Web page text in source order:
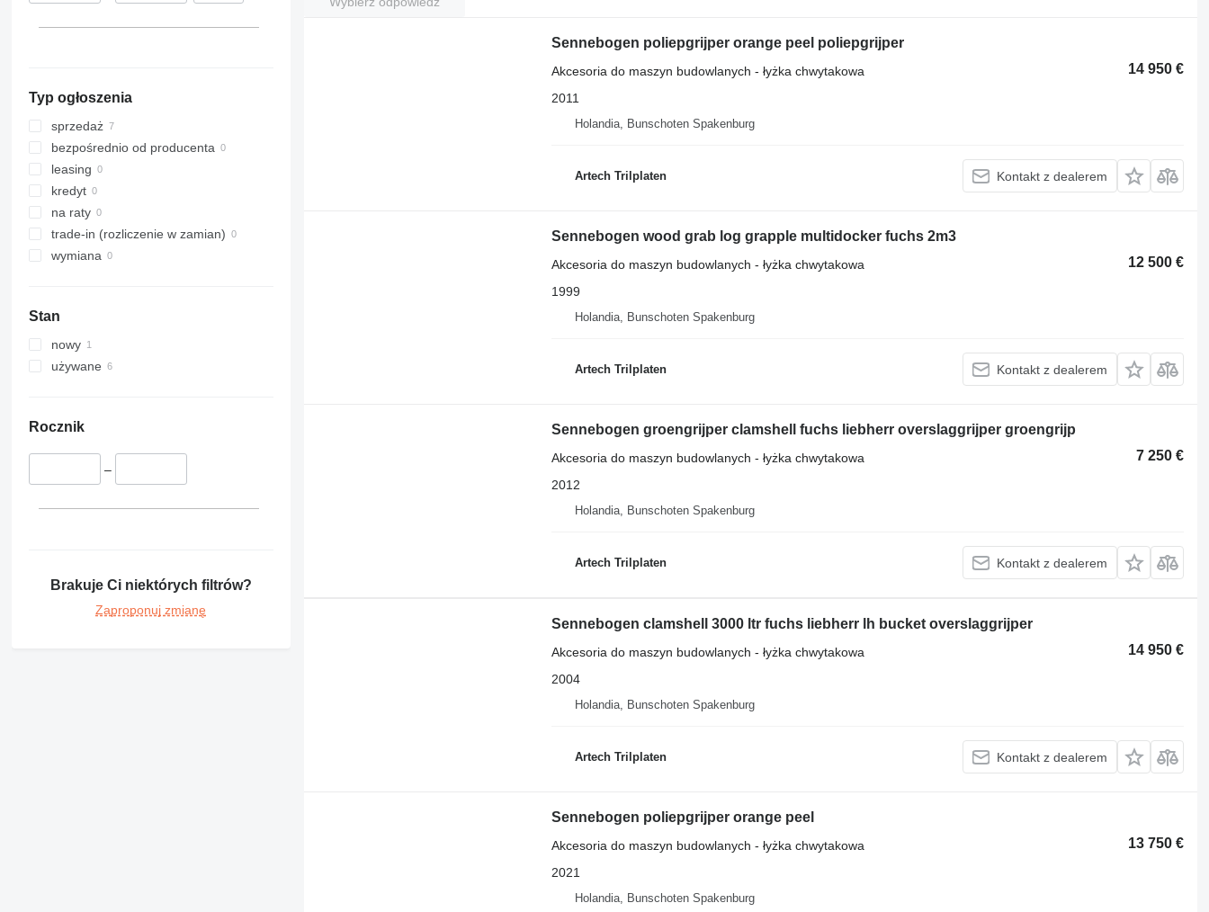
323
324
325
326
329
330
336
340
365
374
416
434
525
Typ ogłoszenia
sprzedaż
bezpośrednio od producenta
leasing
kredyt
na raty
trade-in (rozliczenie w zamian)
wymiana
Stan
nowy
używane
Rocznik
–
Brakuje Ci niektórych filtrów?
Zaproponuj zmianę
Sennebogen poliepgrijper orange peel poliepgrijper
14 950 €
Akcesoria do maszyn budowlanych - łyżka chwytakowa
2011
Holandia, Bunschoten Spakenburg
Artech Trilplaten Kontakt z dealerem
Sennebogen wood grab log grapple multidocker fuchs 2m3
12 500 €
Akcesoria do maszyn budowlanych - łyżka chwytakowa
1999
Holandia, Bunschoten Spakenburg
Artech Trilplaten Kontakt z dealerem
Sennebogen groengrijper clamshell fuchs liebherr overslaggrijper groengrijp
7 250 €
Akcesoria do maszyn budowlanych - łyżka chwytakowa
2012
Holandia, Bunschoten Spakenburg
Artech Trilplaten Kontakt z dealerem
Sennebogen clamshell 3000 ltr fuchs liebherr lh bucket overslaggrijper
14 950 €
Akcesoria do maszyn budowlanych - łyżka chwytakowa
2004
Holandia, Bunschoten Spakenburg
Artech Trilplaten Kontakt z dealerem
Sennebogen poliepgrijper orange peel
13 750 €
Akcesoria do maszyn budowlanych - łyżka chwytakowa
2021
Holandia, Bunschoten Spakenburg